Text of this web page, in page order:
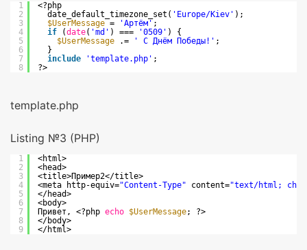
1
2
3
4
5
6
7
8
<?php
date_default_timezone_set( 'Europe/Kiev' );
$UserMessage = 'Артём' ;
if
(date( 'md' ) === '0509' ) {
$UserMessage
.= ' С Днём Победы!' ;
}
include
'template.php' ;
?>
template.php
Listing №3 (PHP)
1
2
3
4
5
6
7
8
9
<html>
<head>
<title>Пример2</title>
<meta http-equiv="Content-Type" content="text/html;
</head>
<body>
Привет, <?php echo $UserMessage; ?>
</body>
</html>